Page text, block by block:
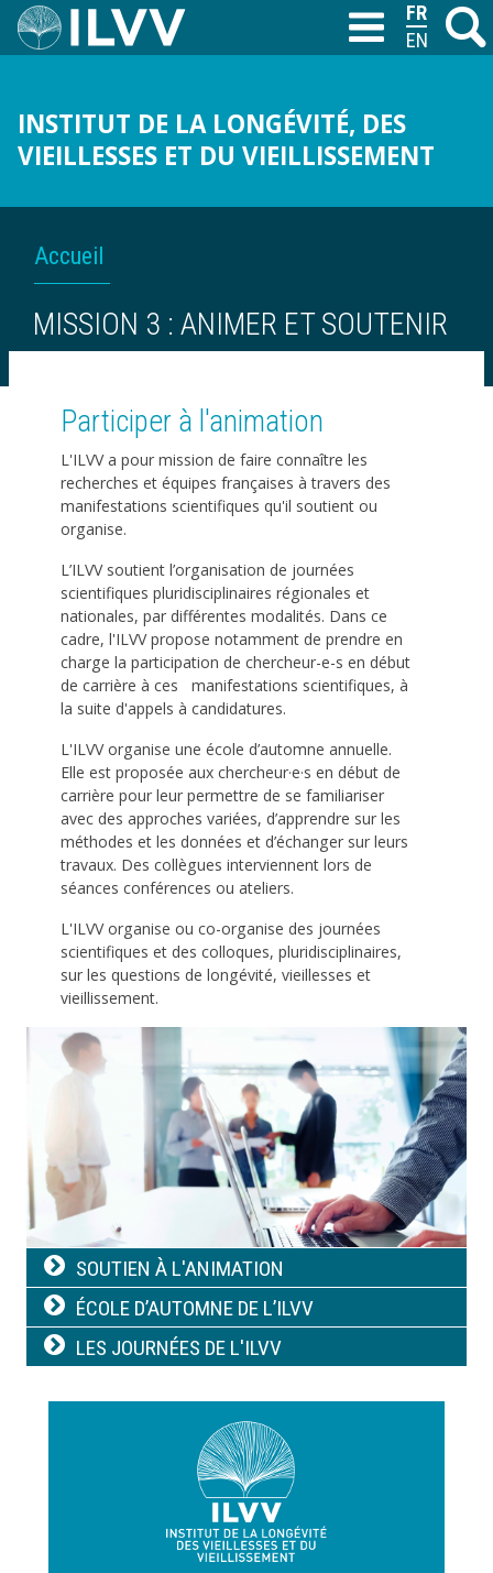
Aller
au
M
INSTITUT DE LA LONGÉVITÉ, DES
VIEILLESSES ET DU VIEILLISSEMENT
T
FIL
D'ARIANE
Accueil
MISSION 3 : ANIMER ET SOUTENIR
Participer à l'animation
L'ILVV a pour mission de faire connaître les
recherches et équipes françaises à travers des
manifestations scientifiques qu'il soutient ou
organise.
L’ILVV soutient l’organisation de journées
scientifiques pluridisciplinaires régionales et
nationales, par différentes modalités. Dans ce
cadre, l'ILVV propose notamment de prendre en
charge la participation de chercheur-e-s en début
de carrière à ces manifestations scientifiques, à
la suite d'appels à candidatures.
L'ILVV organise une école d’automne annuelle.
Elle est proposée aux chercheur·e·s en début de
carrière pour leur permettre de se familiariser
avec des approches variées, d’apprendre sur les
méthodes et les données et d’échanger sur leurs
travaux. Des collègues interviennent lors de
séances conférences ou ateliers.
L'ILVV organise ou co-organise des journées
scientifiques et des colloques, pluridisciplinaires,
sur les questions de longévité, vieillesses et
vieillissement.
Image
Navigation
principale
SOUTIEN À L'ANIMATION
ÉCOLE D’AUTOMNE DE L’ILVV
LES JOURNÉES DE L'ILVV
FRANÇAIS
ENGLISH